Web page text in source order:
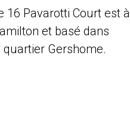
16 Pavarotti Court est à
et basé dans
quartier Gershome.